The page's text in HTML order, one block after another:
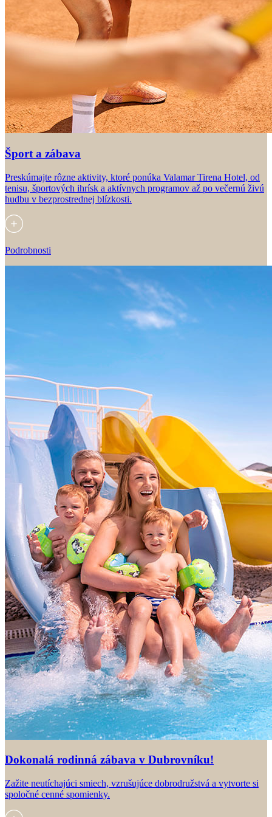
Šport a zábava
Preskúmajte rôzne aktivity, ktoré ponúka Valamar Tirena Hotel, od
tenisu, športových ihrísk a aktívnych programov až po večernú živú
hudbu v bezprostrednej blízkosti.
Podrobnosti
Dokonalá rodinná zábava v Dubrovníku!
Zažite neutíchajúci smiech, vzrušujúce dobrodružstvá a vytvorte si
spoločné cenné spomienky.